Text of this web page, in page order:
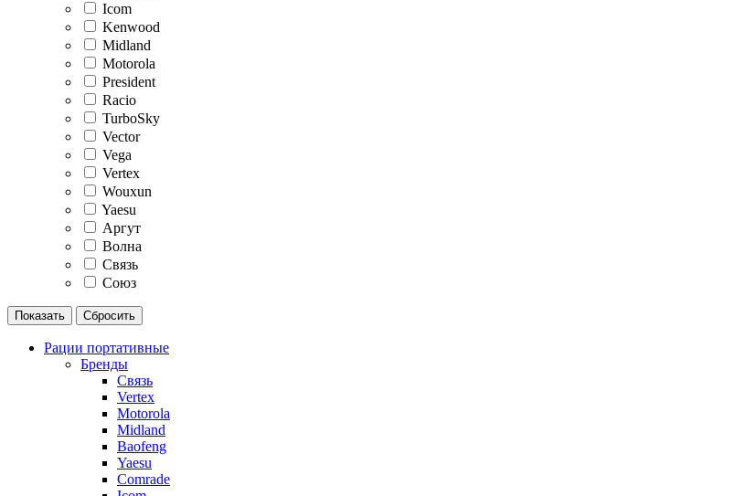
Icom
Kenwood
Midland
Motorola
President
Racio
TurboSky
Vector
Vega
Vertex
Wouxun
Yaesu
Аргут
Волна
Связь
Союз
Рации портативные
Бренды
Связь
Vertex
Motorola
Midland
Baofeng
Yaesu
Comrade